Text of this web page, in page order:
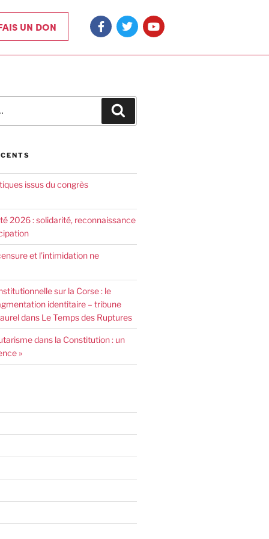
UN DON
issus du congrès
2026 : solidarité, reconnaissance
et l’intimidation ne
sur la Corse : le
identitaire – tribune
dans Le Temps des Ruptures
dans la Constitution : un
»